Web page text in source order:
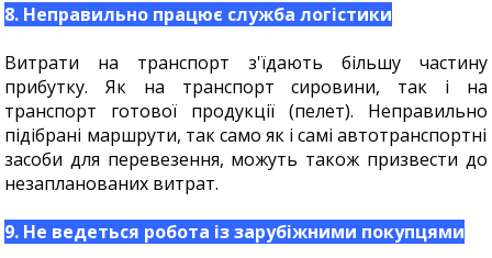
8. Неправильно працює служба логістики
Витрати на транспорт з'їдають більшу частину
прибутку. Як на транспорт сировини, так і на
транспорт готової продукції (пелет). Неправильно
підібрані маршрути, так само як і самі автотранспортні
засоби для перевезення, можуть також призвести до
незапланованих витрат.
9. Не ведеться робота із зарубіжними покупцями